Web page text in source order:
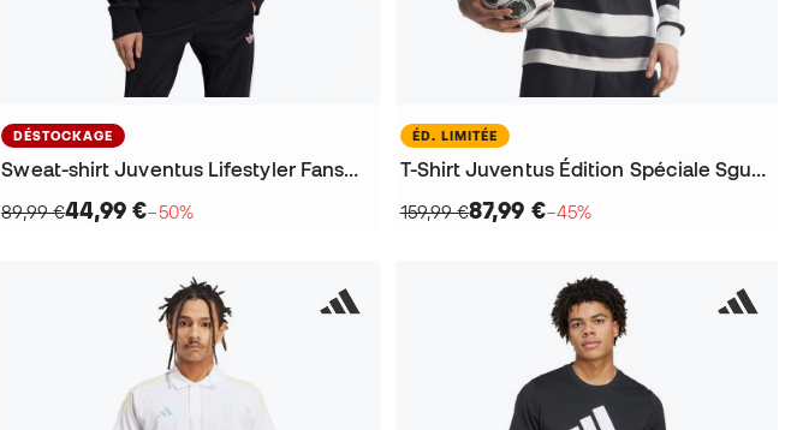
DÉSTOCKAGE
Sweat-shirt Juventus Lifestyler Fanswear 2025-2026
89,99 €44,99 €−50%
ÉD. LIMITÉE
T-Shirt Juventus Édition Spéciale Sgura M/L 2025-2026
159,99 €87,99 €−45%